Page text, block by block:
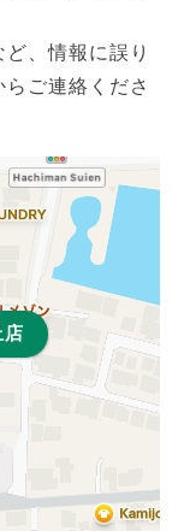
、情報に誤り
らご連絡くださ
店